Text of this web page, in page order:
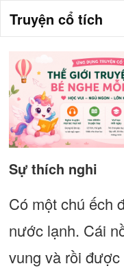
Truyện cổ tích
Sự thích nghi
Có một chú ếch
nước lạnh. Cái
vung và rồi